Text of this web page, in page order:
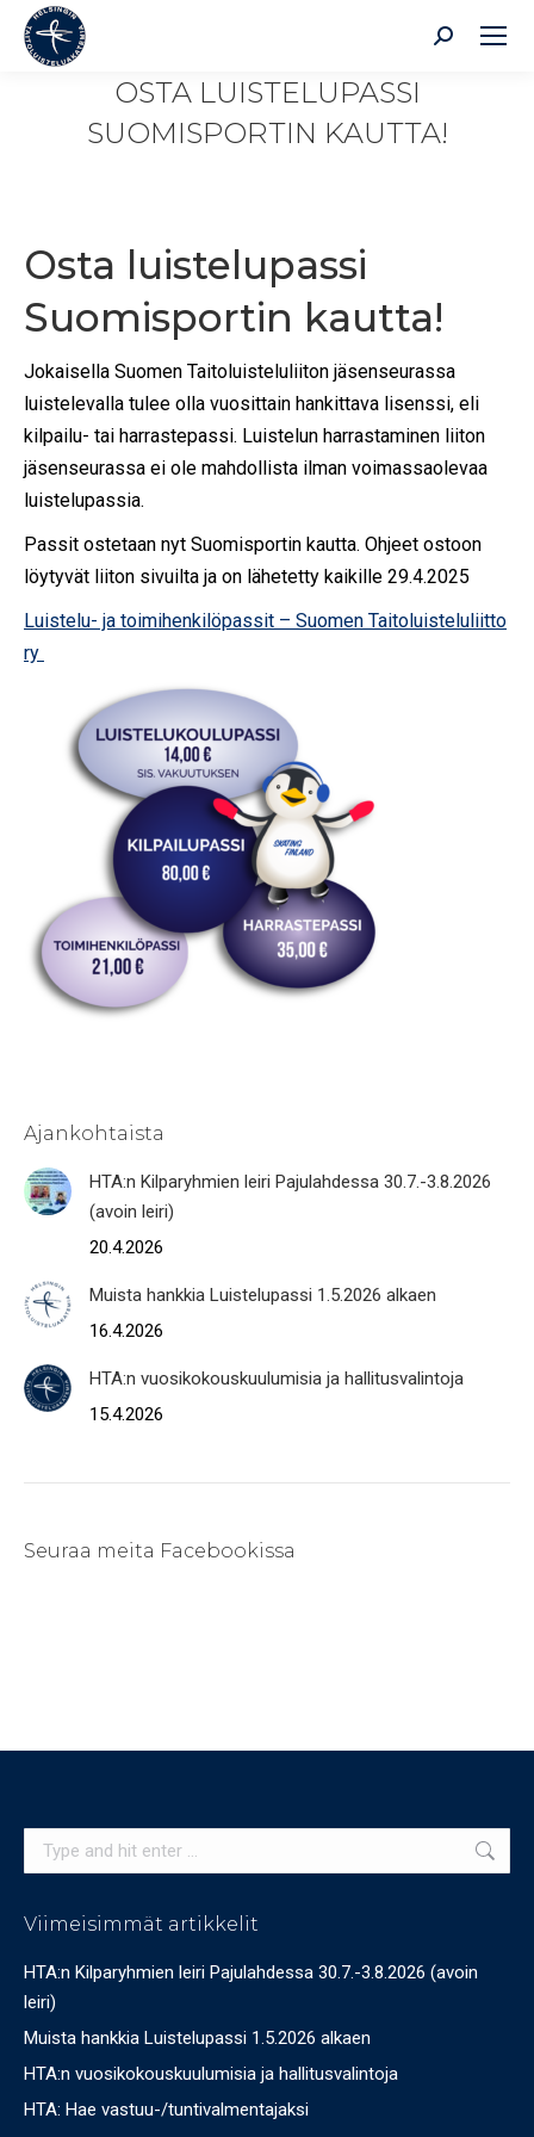
Search:
OSTA LUISTELUPASSI
SUOMISPORTIN KAUTTA!
Osta luistelupassi
Suomisportin kautta!
Jokaisella Suomen Taitoluisteluliiton jäsenseurassa
luistelevalla tulee olla vuosittain hankittava lisenssi, eli
kilpailu- tai harrastepassi. Luistelun harrastaminen liiton
jäsenseurassa ei ole mahdollista ilman voimassaolevaa
luistelupassia.
Passit ostetaan nyt Suomisportin kautta. Ohjeet ostoon
löytyvät liiton sivuilta ja on lähetetty kaikille 29.4.2025
Luistelu- ja toimihenkilöpassit – Suomen Taitoluisteluliitto
ry
Ajankohtaista
HTA:n Kilparyhmien leiri Pajulahdessa 30.7.-3.8.2026
(avoin leiri)
20.4.2026
Muista hankkia Luistelupassi 1.5.2026 alkaen
16.4.2026
HTA:n vuosikokouskuulumisia ja hallitusvalintoja
15.4.2026
Seuraa meita Facebookissa
Search:
Viimeisimmät artikkelit
HTA:n Kilparyhmien leiri Pajulahdessa 30.7.-3.8.2026 (avoin
leiri)
Muista hankkia Luistelupassi 1.5.2026 alkaen
HTA:n vuosikokouskuulumisia ja hallitusvalintoja
HTA: Hae vastuu-/tuntivalmentajaksi